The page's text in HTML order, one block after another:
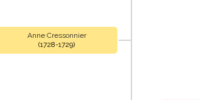
Anne Cressonnier
(1728-1729)